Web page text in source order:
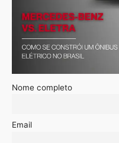
Nome completo
Email